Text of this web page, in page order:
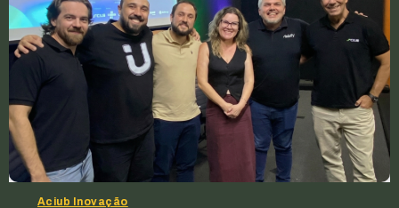
Aciub Inovação